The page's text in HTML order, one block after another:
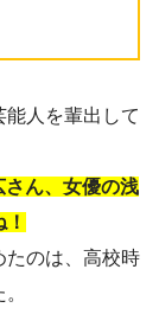
人を輩出して
ん、女優の浅
たのは、高校時